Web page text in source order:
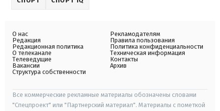
О нас
Редакция
Редакционная политика
О телеканале
Телеведущие
Вакансии
Структура собственности
Рекламодателям
Правила пользования
Политика конфиденциальности
Техническая информация
Контакты
Архив
Все коммерческие рекламные материалы обозначены словами
"Спецпроект" или "Партнерский материал". Материалы с пометкой